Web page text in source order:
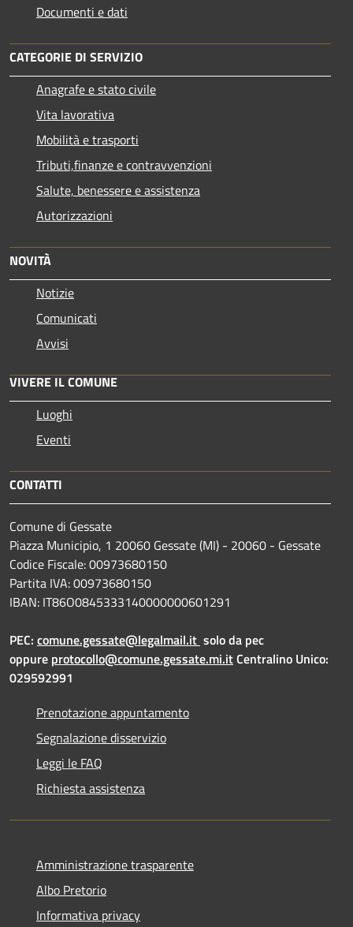
Documenti e dati
CATEGORIE DI SERVIZIO
Anagrafe e stato civile
Vita lavorativa
Mobilità e trasporti
Tributi,finanze e contravvenzioni
Salute, benessere e assistenza
Autorizzazioni
NOVITÀ
Notizie
Comunicati
Avvisi
VIVERE IL COMUNE
Luoghi
Eventi
CONTATTI
Comune di Gessate
Piazza Municipio, 1 20060 Gessate (MI) - 20060 - Gessate
Codice Fiscale: 00973680150
Partita IVA: 00973680150
IBAN: IT86O0845333140000000601291
PEC: comune.gessate@legalmail.it solo da pec
oppure protocollo@comune.gessate.mi.itCentralino Unico:
029592991
Prenotazione appuntamento
Segnalazione disservizio
Leggi le FAQ
Richiesta assistenza
Amministrazione trasparente
Albo Pretorio
Informativa privacy